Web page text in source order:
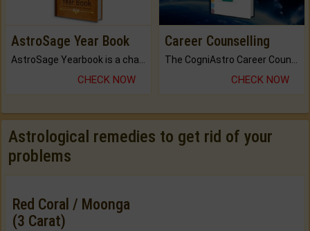
AstroSage Year Book
AstroSage Yearbook is a channel to fulfill your dreams and destiny.
CHECK NOW
Career Counselling
The CogniAstro Career Counselling Report is the most comprehensive report available on this topic.
CHECK NOW
Astrological remedies to get rid of your
problems
Red Coral / Moonga
(3 Carat)